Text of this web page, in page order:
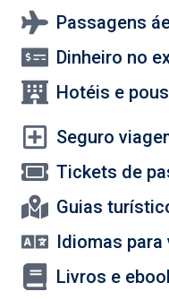
Passagens
Dinheiro no
Hotéis e
Seguro
Tickets de
Guias
Idiomas para
Livros e